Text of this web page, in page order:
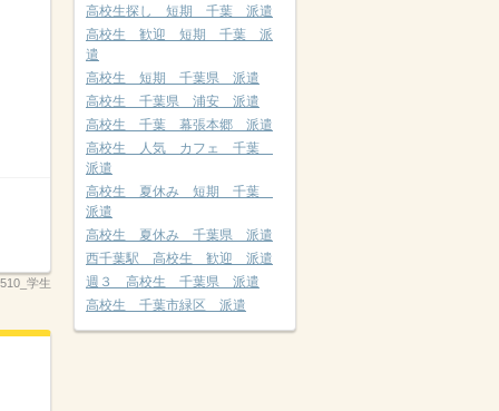
学生
高校生探し 短期 千葉 派遣
高校生 歓迎 短期 千葉 派
遣
高校生 短期 千葉県 派遣
高校生 千葉県 浦安 派遣
高校生 千葉 幕張本郷 派遣
高校生 人気 カフェ 千葉
派遣
高校生 夏休み 短期 千葉
派遣
高校生 夏休み 千葉県 派遣
西千葉駅 高校生 歓迎 派遣
週３ 高校生 千葉県 派遣
高校生 千葉市緑区 派遣